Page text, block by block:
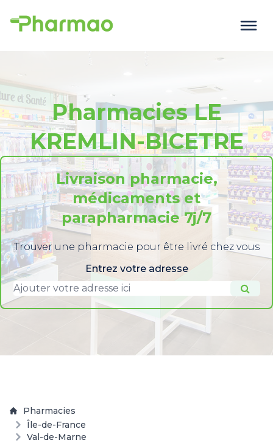
Pharmacies LE
KREMLIN-BICETRE
Livraison pharmacie,
médicaments et
parapharmacie 7j/7
Trouver une pharmacie pour être livré chez vous
Entrez votre adresse
Pharmacies
Île-de-France
Val-de-Marne